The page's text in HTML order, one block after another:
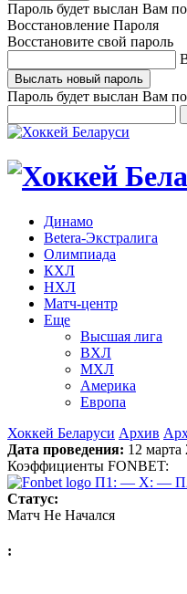
Пароль будет выслан Вам
Восстановление Пароля
Восстановите свой пароль
Пароль будет выслан Вам
Динамо
Betera-Экстралига
Олимпиада
КХЛ
НХЛ
Матч-центр
Еще
Высшая лига
ВХЛ
МХЛ
Америка
Европа
Хоккей Беларуси Архив
Дата проведения: 12 марта
Коэффициенты FONBET:
П1: — X: —
Статус:
Матч Не Начался
: